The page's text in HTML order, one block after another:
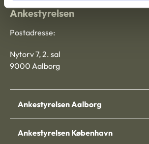
Ankestyrelsen
Postadresse:
Nytorv 7, 2. sal
9000 Aalborg
Ankestyrelsen Aalborg
Ankestyrelsen København